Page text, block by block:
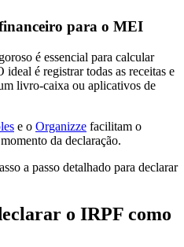
para o MEI
é essencial para calcular
é registrar todas as receitas e
livro-caixa ou aplicativos de
e o Organizze facilitam o
da declaração.
a passo detalhado para declarar
o IRPF como